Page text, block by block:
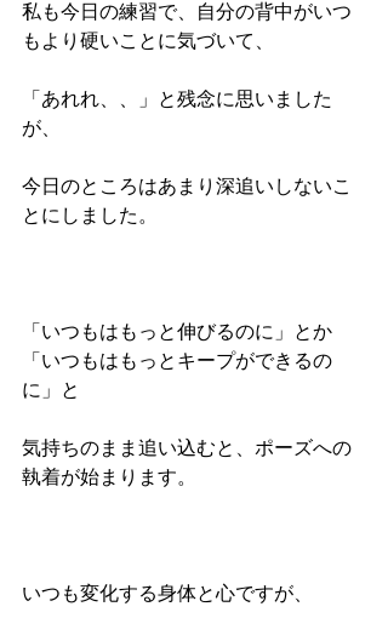
私も今日の練習で、自分の背中がいつ
もより硬いことに気づいて、
「あれれ、、」と残念に思いました
が、
今日のところはあまり深追いしないこ
とにしました。
「いつもはもっと伸びるのに」とか
「いつもはもっとキープができるの
に」と
気持ちのまま追い込むと、ポーズへの
執着が始まります。
いつも変化する身体と心ですが、